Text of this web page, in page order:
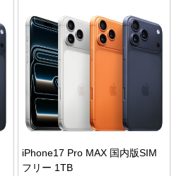
iPhone17 Pro MAX 国内版SIM
フリー 1TB